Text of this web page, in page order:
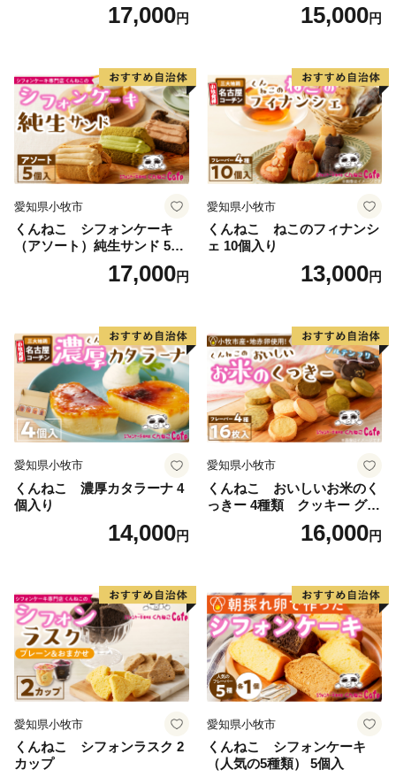
東浦町ふるさと納税ワンストップ受付センター 宛
≪お問い合わせ先≫
東浦町ふるさと納税サポート室 〒444-1333
愛知県高浜市沢渡町一丁目3番28
TEL：050-3114-2836
MAIL：support@higashiura.furusato-lg.jp
17,000円 15,000円
愛知県小牧市
くんねこ シフォンケーキ
（アソート）純生サンド 5個
17,000円
愛知県小牧市
くんねこ ねこのフィナンシ
ェ 10個入り
13,000円
愛知県小牧市
くんねこ 濃厚カタラーナ 4
個入り
14,000円
愛知県小牧市
くんねこ おいしいお米のく
っきー 4種類 クッキー グル
16,000円
愛知県小牧市
くんねこ シフォンラスク 2
カップ
愛知県小牧市
くんねこ シフォンケーキ
（人気の5種類） 5個入